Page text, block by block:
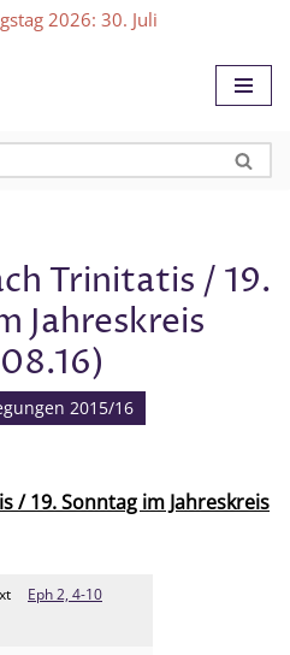
2026: 30. Juli
Trinitatis / 19.
Jahreskreis
2015/16
/ 19. Sonntag im Jahreskreis
Eph 2, 4-10